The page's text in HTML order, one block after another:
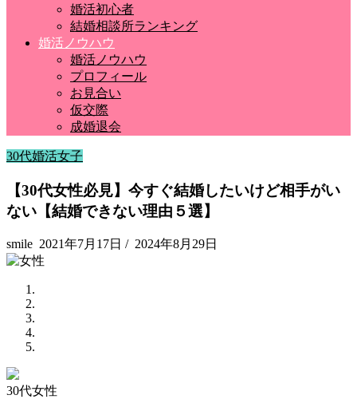
婚活初心者
結婚相談所ランキング
婚活ノウハウ
婚活ノウハウ
プロフィール
お見合い
仮交際
成婚退会
30代婚活女子
【30代女性必見】今すぐ結婚したいけど相手がい
ない【結婚できない理由５選】
smile 2021年7月17日 / 2024年8月29日
30代女性